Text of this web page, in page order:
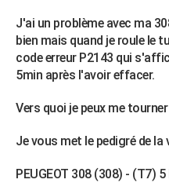
Forum
Aménagement intérieur
Extérieur
Cuisine
Salle de bains
Jardinage
Rangement
WEEK-END
Guides de France
Escapades
Patrimoine
Expositions
Musées
Week-end nature
+LIFESTYLE
Art de vivre
Bien-être
Loisirs
Mode
Modes de vie
SANTE
Alimentation
Guide de la santé
Maladies
Médicaments
Sommeil
VOYAGE
Destinations
City break
Voyage nature
Voyage de noces
Forum
Climat
+PHOTO
J'ai un problème avec ma
bien mais quand je roule le
code erreur P2143 qui
5min après l'avoir effacer.
Vers quoi je peux me
Je vous met le pedigré de la
PEUGEOT 308 (308) - (T7)